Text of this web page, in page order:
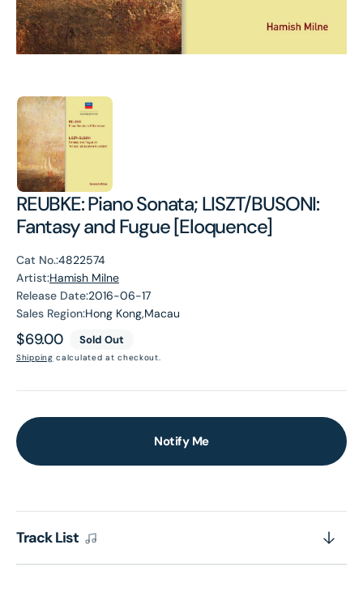
REUBKE: Piano Sonata; LISZT/BUSONI:
Fantasy and Fugue [Eloquence]
Cat No.:4822574
Artist:Hamish Milne
Release Date:2016-06-17
Sales Region:Hong Kong,Macau
Regular
price
$69.00 Sold Out
Shipping calculated at checkout.
Notify Me
Track List